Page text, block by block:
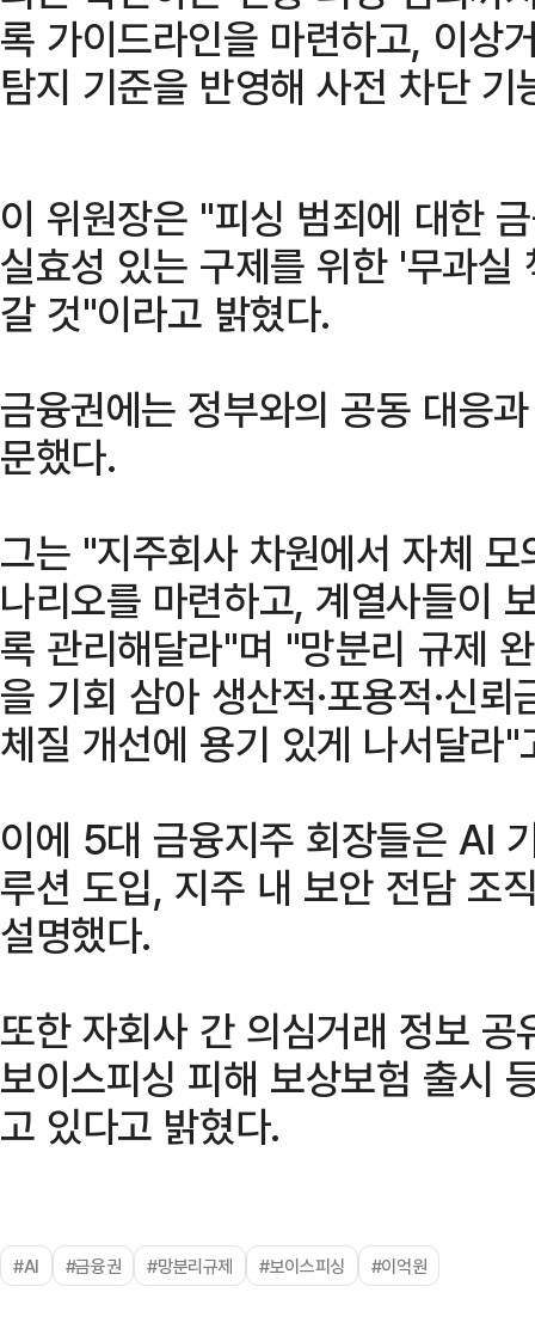
록 가이드라인을 마련하고, 이상
탐지 기준을 반영해 사전 차단 기
이 위원장은 "피싱 범죄에 대한
실효성 있는 구제를 위한 '무과
갈 것"이라고 밝혔다.
금융권에는 정부와의 공동 대응
문했다.
그는 "지주회사 차원에서 자체
나리오를 마련하고, 계열사들이
록 관리해달라"며 "망분리 규제
을 기회 삼아 생산적·포용적·신
체질 개선에 용기 있게 나서달라"
이에 5대 금융지주 회장들은 AI
루션 도입, 지주 내 보안 전담 조
설명했다.
또한 자회사 간 의심거래 정보
보이스피싱 피해 보상보험 출시
고 있다고 밝혔다.
#AI #금융권 #망분리규제 #보이스피싱 #이억원